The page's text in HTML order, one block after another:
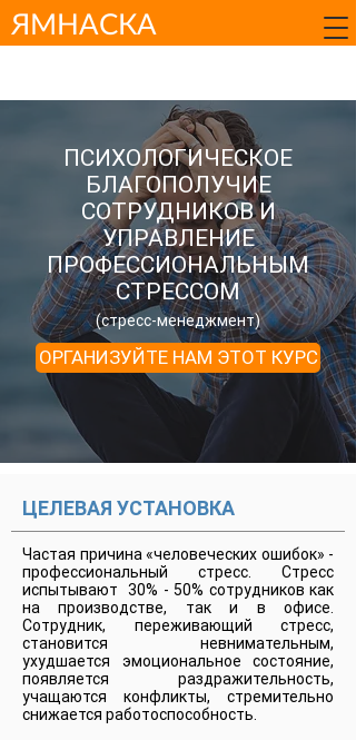
ЯМНАСКА
ПСИХОЛОГИЧЕСКОЕ
БЛАГОПОЛУЧИЕ
СОТРУДНИКОВ И
УПРАВЛЕНИЕ
ПРОФЕССИОНАЛЬНЫМ
СТРЕССОМ
(стресс-менеджмент)
ОРГАНИЗУЙТЕ НАМ ЭТОТ КУРС
ЦЕЛЕВАЯ УСТАНОВКА
Частая причина «человеческих ошибок» -
профессиональный стресс. Стресс
испытывают 30% - 50% сотрудников как
на производстве, так и в офисе.
Сотрудник, переживающий стресс,
становится невнимательным,
ухудшается эмоциональное состояние,
появляется раздражительность,
учащаются конфликты, стремительно
снижается работоспособность.